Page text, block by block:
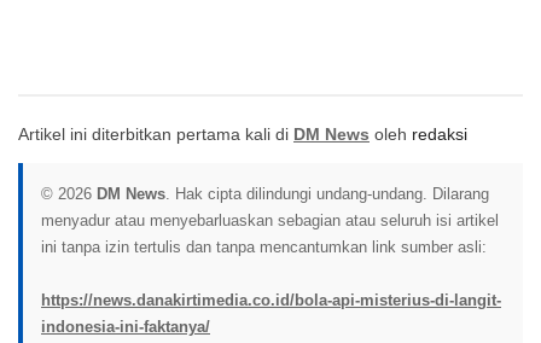
Artikel ini diterbitkan pertama kali di DM News oleh redaksi
© 2026 DM News . Hak cipta dilindungi undang-undang. Dilarang
menyadur atau menyebarluaskan sebagian atau seluruh isi artikel
ini tanpa izin tertulis dan tanpa mencantumkan link sumber asli:
https://news.danakirtimedia.co.id/bola-api-misterius-di-langit-
indonesia-ini-faktanya/